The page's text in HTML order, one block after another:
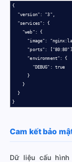
{
  "version": "3",
  "services": {
    "web": {
"image":
"ports":
      "environment": {
        "DEBUG": true
      }
    }
  }
}
Cam kết bảo
Dữ liệu cấu